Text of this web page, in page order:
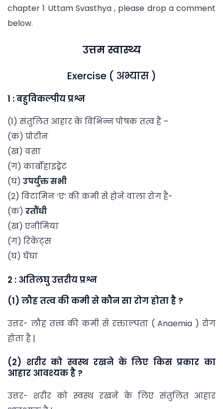
chapter 1 Uttam Svasthya , please drop a comment
below.
उत्तम स्वास्थ्य
Exercise ( अभ्यास )
1 : बहुविकल्पीय प्रश्न
(1) संतुलित आहार के विभिन्न पोषक तत्व हैं –
(क) प्रोटीन
(ख) वसा
(ग) कार्बोहाइड्रेट
(घ) उपर्युक्त सभी
(2) विटामिन ‘ए’ की कमी से होने वाला रोग है-
(क) रतौंधी
(ख) एनीमिया
(ग) रिकेट्स
(घ) घेंघा
2 : अतिलघु उत्तरीय प्रश्न
(1) लौह तत्व की कमी से कौन सा रोग होता है ?
उत्तर- लौह तत्त्व की कमी से रक्ताल्पता ( Anaemia ) रोग
होता है |
(2) शरीर को स्वस्थ रखने के लिए किस प्रकार का
आहार आवश्यक है ?
उत्तर- शरीर को स्वस्थ रखने के लिए संतुलित आहार